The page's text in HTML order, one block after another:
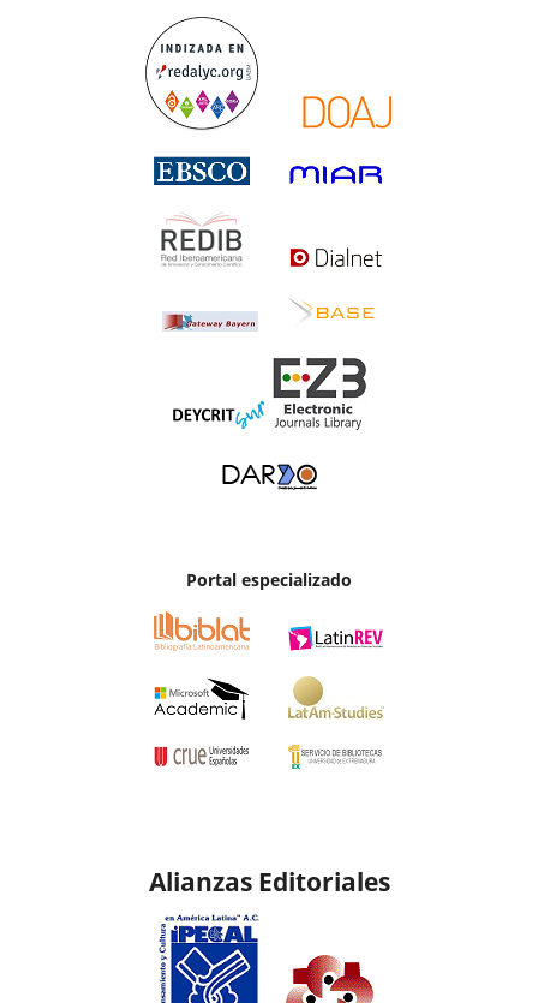
Portal especializado
Alianzas Editoriales